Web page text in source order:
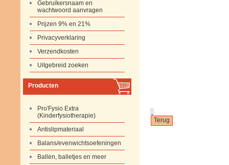
Gebruikersnaam en
wachtwoord aanvragen
Prijzen 9% en 21%
Privacyverklaring
Verzendkosten
Uitgebreid zoeken
Producten
Pro'Fysio Extra
(Kinderfysiotherapie)
Antislipmateriaal
Balans/evenwichtsoefeningen
Ballen, balletjes en meer
.